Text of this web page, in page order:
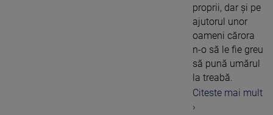
proprii, dar şi pe
ajutorul unor
oameni cărora
n-o să le fie greu
să pună umărul
la treabă.
Citeste mai mult
›